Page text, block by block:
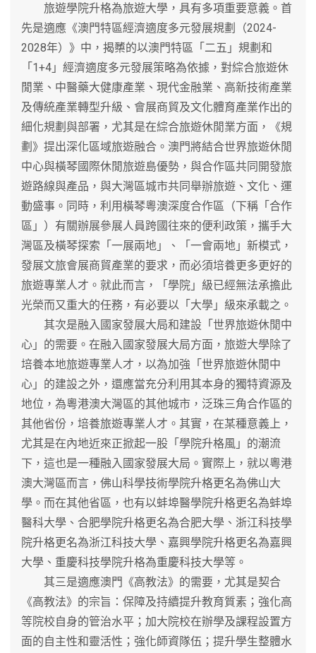
旅遊學院升格為旅遊大學，具有多項重要意義。首
先是適應《澳門特區經濟適度多元發展規劃（2024-
2028年）》中，揭櫫的以澳門特區「二五」規劃和
「1+4」經濟適度多元發展策略為依據，對綜合旅遊休
閒業、中醫藥大健康產業、現代金融業、高新技術產業
及傳統產業轉型升級、會展商貿及文化體育產業作出的
細化規劃與部署，尤其是在綜合旅遊休閒業方面，《規
劃》提出深化區域旅遊融合。澳門將結合世界旅遊休閒
中心與橫琴國際休閒旅遊島優勢，與合作區共同開發旅
遊路線與產品，與大灣區城市共同舉辦旅遊、文化、運
動盛事。同時，利用橫琴粵澳深度合作區（下稱「合作
區」）有關辦展參展人員跨國往來的便利政策，攜手大
灣區及橫琴探索「一展兩地」、「一會兩地」新模式，
發展文旅會展商貿產業的要求，而必須培養更多更好的
旅遊專業人才。就此而言，「學院」級已經無法承擔此
光榮而又重大的任務，有必要以「大學」級來承載之。
其次是融入國家發展大局和建設「世界旅遊休閒中
心」的需要。在融入國家發展大局方面，旅遊大學除了
培養本地旅遊專業人才，以為加強「世界旅遊休閒中
心」的建設之外，還應當充分利用其本身的獨特資源及
地位，為粵港澳大灣區的其他城市，泛珠三角合作區的
其他省份，培養旅遊專業人才。其實，在某種意義上，
尤其是在內地近來正掀起一股「學院升格風」的潮流
下，這也是一種融入國家發展大局。實際上，就以粵港
澳大灣區而言，佛山科學技術學院升格更名為佛山大
學。而在其他省區，也有以蚌埠醫學院升格更名為蚌埠
醫科大學、合肥學院升格更名為合肥大學、浙江科技學
院升格更名為浙江科技大學、嘉興學院升格更名為嘉興
大學、重慶科技學院升格為重慶科技大學等。
其三是適應澳門《高教法》的需要，尤其是契合
《高教法》的宗旨：保障及持續提升教育質素；強化高
等院校自身的管治水平；加大院校在辦學及課程設置方
面的自主性和靈活性；強化師資隊伍；提升學生整體水